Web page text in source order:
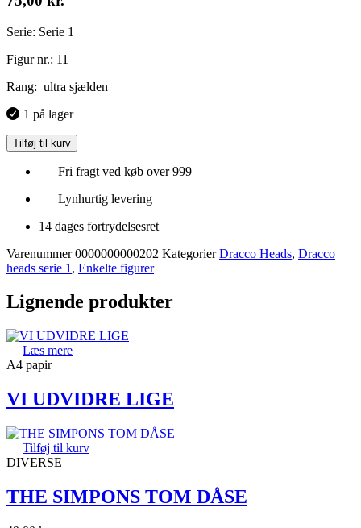
Serie: Serie 1
Figur nr.: 11
Rang: ultra sjælden
1 på lager
Tilføj til kurv
Fri fragt ved køb over 999
Lynhurtig levering
14 dages fortrydelsesret
Varenummer0000000000202 Kategorier Dracco Heads, Dracco
heads serie 1 , Enkelte figurer
Lignende produkter
Læs mere
A4 papir
VI UDVIDRE LIGE
Tilføj til kurv
DIVERSE
THE SIMPONS TOM DÅSE